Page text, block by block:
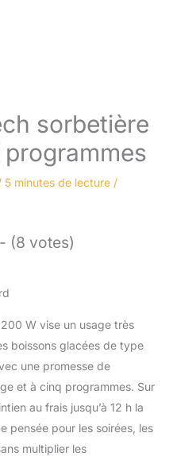
sorbetière
5 minutes de lecture /
(8 votes)
W vise un usage très
boissons glacées de type
une promesse de
et à cinq programmes. Sur
au frais jusqu’à 12 h la
pensée pour les soirées, les
multiplier les